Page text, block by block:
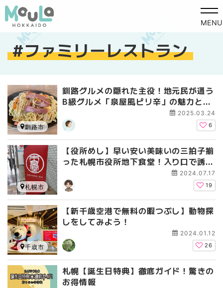
MENU
ファミリーレストラン
釧路グルメの隠れた主役！地元民が通う
B級グルメ「泉屋風ピリ辛」の魅力と
2025.03.24
6
釧路市
【役所めし】早い安い美味いの三拍子揃
った札幌市役所地下食堂！入り口で誘惑
2024.07.17
19
札幌市
【新千歳空港で無料の暇つぶし】動物探
しをしてみよう！
2024.01.12
26
千歳市
札幌【誕生日特典】徹底ガイド！驚きの
お得情報